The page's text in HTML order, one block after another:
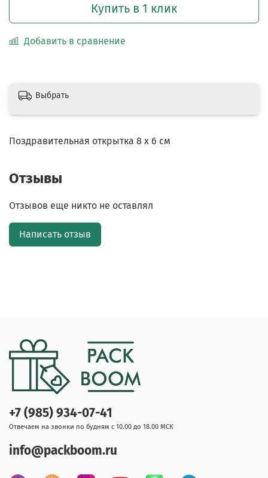
Купить в 1 клик
Добавить в сравнение
Выбрать
Поздравительная открытка 8 х 6 см
Отзывы
Отзывов еще никто не оставлял
Написать отзыв
+7 (985) 934-07-41
Отвечаем на звонки по будням с 10.00 до 18.00 МСК
info@packboom.ru